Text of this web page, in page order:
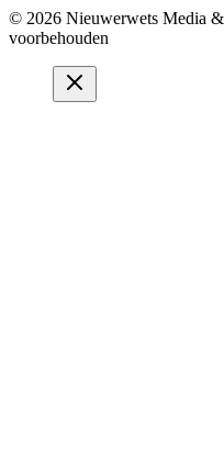
© 2026 Nieuwerwets Media
voorbehouden